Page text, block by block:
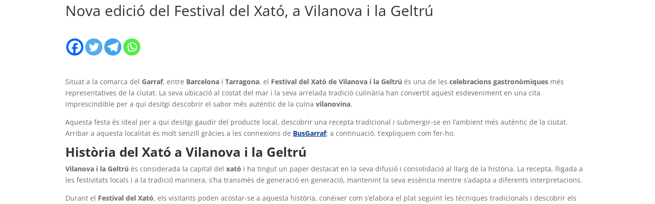
Nova edició del Festival del Xató, a Vilanova i la Geltrú
Situat a la comarca del Garraf, entre Barcelona iTarragona, el Festival del Xató de Vilanova i la Geltrú és una de lescelebracions gastronòmiques més
representatives de la ciutat. La seva ubicació al costat del mar i la seva arrelada tradició culinària han convertit aquest esdeveniment en una cita
imprescindible per a qui desitgi descobrir el sabor més autèntic de la cuinavilanovina.
Aquesta festa és ideal per a qui desitgi gaudir del producte local, descobrir una recepta tradicional i submergir-se en l’ambient més autèntic de la ciutat.
Arribar a aquesta localitat és molt senzill gràcies a les connexions de BusGarraf; a continuació, t’expliquem com fer-ho.
Història del Xató a Vilanova i la Geltrú
Vilanova i la Geltrú és considerada la capital delxató i ha tingut un paper destacat en la seva difusió i consolidació al llarg de la història. La recepta, lligada a
les festivitats locals i a la tradició marinera, s’ha transmès de generació en generació, mantenint la seva essència mentre s’adapta a diferents interpretacions.
Durant el Festival del Xató, els visitants poden acostar-se a aquesta història, conèixer com s’elabora el plat seguint les tècniques tradicionals i descobrir els